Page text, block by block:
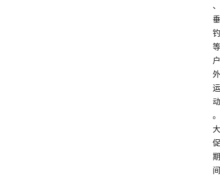
、
垂
钓
等
户
外
运
动
。
大
促
期
间